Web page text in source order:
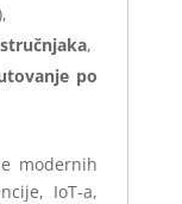
,
po
modernih
IoT-a,